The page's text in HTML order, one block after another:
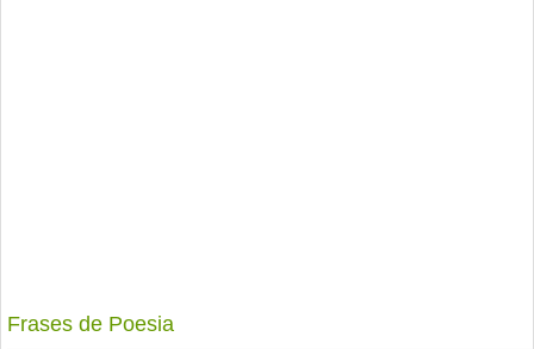
Frases de Poesia